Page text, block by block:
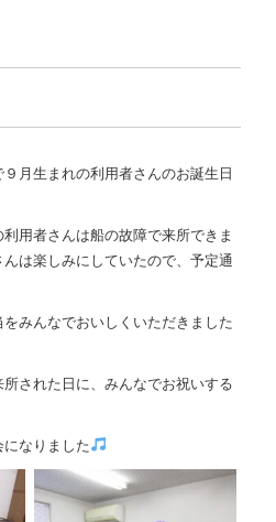
月生まれの利用者さんのお誕生日
用者さんは船の故障で来所できま
は楽しみにしていたので、予定通
みんなでおいしくいただきました
された日に、みんなでお祝いする
なりました